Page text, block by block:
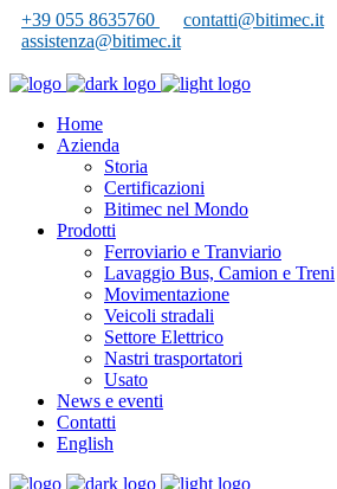
+39 055 8635760
contatti@bitimec.it
assistenza@bitimec.it
Home
Azienda
Storia
Certificazioni
Bitimec nel Mondo
Prodotti
Ferroviario e Tranviario
Lavaggio Bus, Camion e Treni
Movimentazione
Veicoli stradali
Settore Elettrico
Nastri trasportatori
Usato
News e eventi
Contatti
English